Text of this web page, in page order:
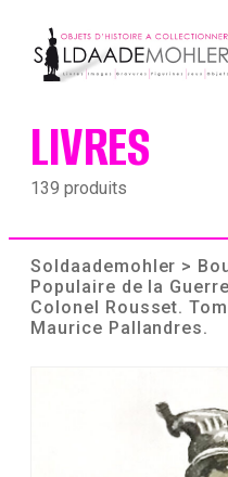
content
LIVRES
139 produits
Soldaademohler >
Populaire de la
Colonel Rousset.
Maurice Pallandres.